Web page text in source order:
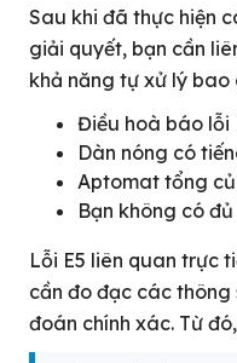
Sau khi đã thực hiện
giải quyết, bạn cần
khả năng tự xử lý bao
Điều hoà báo lỗi
Dàn nóng có
Aptomat tổng
Bạn không có
Lỗi E5 liên quan trực
cần đo đạc các thông
đoán chính xác. Từ